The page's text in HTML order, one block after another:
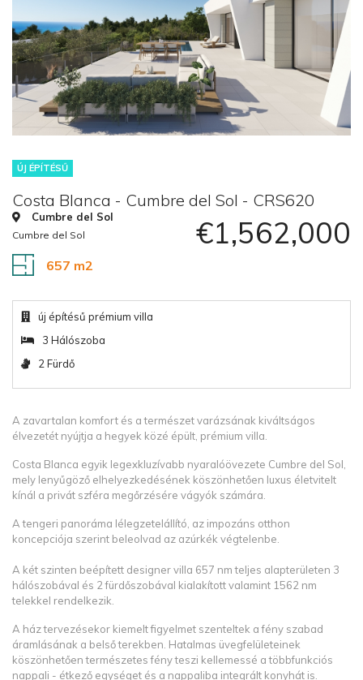
ÚJ ÉPÍTÉSŰ
Costa Blanca - Cumbre del Sol - CRS620
€1,562,000
Cumbre del Sol
Cumbre del Sol
657 m2
új építésű prémium villa
3 Hálószoba
2 Fürdő
A zavartalan komfort és a természet varázsának kiváltságos
élvezetét nyújtja a hegyek közé épült, prémium villa.
Costa Blanca egyik legexkluzívabb nyaralóövezete Cumbre del Sol,
mely lenyűgöző elhelyezkedésének köszönhetően luxus életvitelt
kínál a privát szféra megőrzésére vágyók számára.
A tengeri panoráma lélegzetelállító, az impozáns otthon
koncepciója szerint beleolvad az azúrkék végtelenbe.
A két szinten beépített designer villa 657 nm teljes alapterületen 3
hálószobával és 2 fürdőszobával kialakított valamint 1562 nm
telekkel rendelkezik.
A ház tervezésekor kiemelt figyelmet szenteltek a fény szabad
áramlásának a belső terekben. Hatalmas üvegfelületeinek
köszönhetően természetes fény teszi kellemessé a többfunkciós
nappali - étkező egységet és a nappaliba integrált konyhát is.